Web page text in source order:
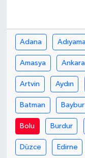
Adana
Amasya Ankara
Artvin Aydın
Batman
Bolu Burdur
Düzce Edirne